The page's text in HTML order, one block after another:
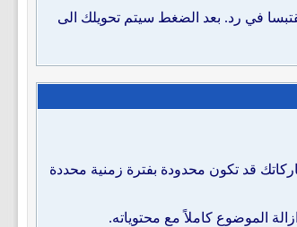
في رد. بعد الضغط سيتم تحويلك الى
قد تكون محدودة بفترة زمنية محددة
الموضوع كاملاً مع محتوياته.